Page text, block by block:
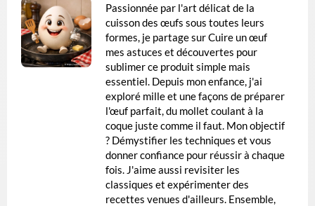
Passionnée par l'art délicat de la
cuisson des œufs sous toutes leurs
formes, je partage sur Cuire un œuf
mes astuces et découvertes pour
sublimer ce produit simple mais
essentiel. Depuis mon enfance, j'ai
exploré mille et une façons de préparer
l'œuf parfait, du mollet coulant à la
coque juste comme il faut. Mon objectif
? Démystifier les techniques et vous
donner confiance pour réussir à chaque
fois. J'aime aussi revisiter les
classiques et expérimenter des
recettes venues d'ailleurs. Ensemble,